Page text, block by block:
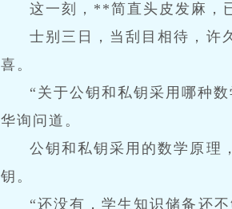
这一刻，**简直头皮发麻，
士别三日，当刮目相待，许
喜。
“关于公钥和私钥采用哪种
华询问道。
公钥和私钥采用的数学原理
钥。
“还没有，学生知识储备还